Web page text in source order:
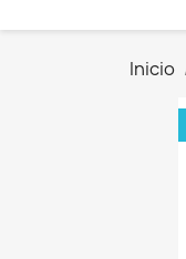
Inicio